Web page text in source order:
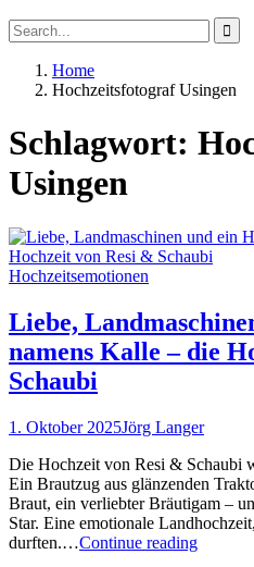
Search
Search
for:
Home
Posts
Hochzeitsfotograf Usingen
Schlagwort:
Usingen
Hochzeitsemotionen
Liebe,
namens Kalle – die
Schaubi
1. Oktober 2025Jörg Langer
Die Hochzeit von Resi & Schaubi
Ein Brautzug aus glänzenden
Braut, ein verliebter Bräutigam –
Star. Eine emotionale
durften.…Continue readingLiebe,